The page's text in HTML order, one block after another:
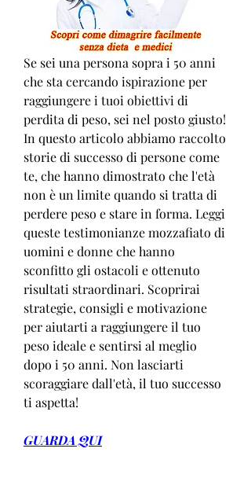
Se sei una persona sopra i 50 anni
che sta cercando ispirazione per
raggiungere i tuoi obiettivi di
perdita di peso, sei nel posto giusto!
In questo articolo abbiamo raccolto
storie di successo di persone come
te, che hanno dimostrato che l'età
non è un limite quando si tratta di
perdere peso e stare in forma. Leggi
queste testimonianze mozzafiato di
uomini e donne che hanno
sconfitto gli ostacoli e ottenuto
risultati straordinari. Scoprirai
strategie, consigli e motivazione
per aiutarti a raggiungere il tuo
peso ideale e sentirsi al meglio
dopo i 50 anni. Non lasciarti
scoraggiare dall'età, il tuo successo
ti aspetta!
GUARDA QUI